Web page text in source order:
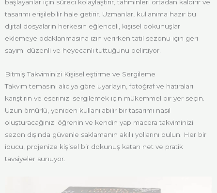
başlayanlar için süreci kolaylaştırır, tahminleri ortadan kaldırır ve
tasarımı erişilebilir hale getirir. Uzmanlar, kullanıma hazır bu
dijital dosyaların herkesin eğlenceli, kişisel dokunuşlar
eklemeye odaklanmasına izin verirken tatil sezonu için geri
sayımı düzenli ve heyecanlı tuttuğunu belirtiyor.
Bitmiş Takviminizi Kişiselleştirme ve Sergileme
Takvim temasını alıcıya göre uyarlayın, fotoğraf ve hatıraları
karıştırın ve eserinizi sergilemek için mükemmel bir yer seçin.
Uzun ömürlü, yeniden kullanılabilir bir tasarımı nasıl
oluşturacağınızı öğrenin ve kendin yap macera takviminizi
sezon dışında güvenle saklamanın akıllı yollarını bulun. Her bir
ipucu, projenize kişisel bir dokunuş katan net ve pratik
tavsiyeler sunuyor.